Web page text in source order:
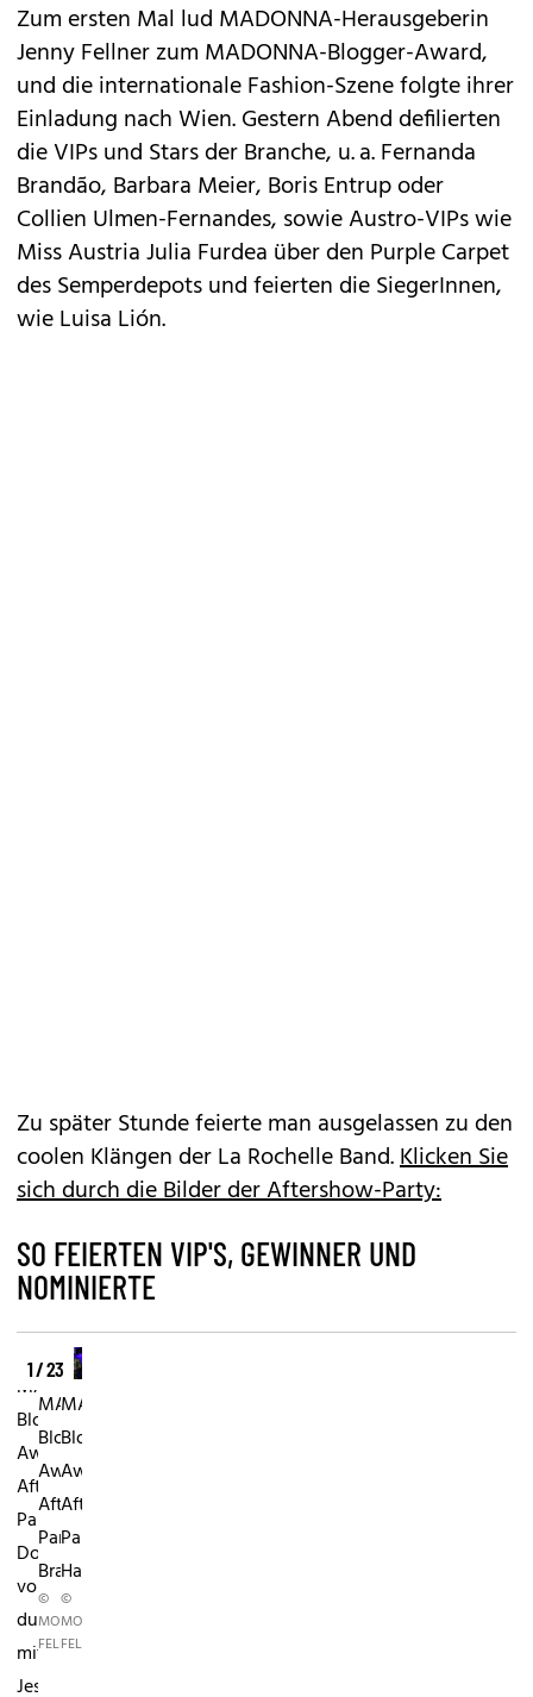
Zum ersten Mal lud MADONNA-Herausgeberin
Jenny Fellner zum MADONNA-Blogger-Award,
und die internationale Fashion-Szene folgte ihrer
Einladung nach Wien. Gestern Abend defilierten
die VIPs und Stars der Branche, u. a. Fernanda
Brandão, Barbara Meier, Boris Entrup oder
Collien Ulmen-Fernandes, sowie Austro-VIPs wie
Miss Austria Julia Furdea über den Purple Carpet
des Semperdepots und feierten die SiegerInnen,
wie Luisa Lión.
Zu später Stunde feierte man ausgelassen zu den
coolen Klängen der La Rochelle Band.Klicken Sie
sich durch die Bilder der Aftershow-Party:
SO FEIERTEN VIP'S, GEWINNER UND
NOMINIERTE
1 / 23
MADONNA
Blogger-
Award
Aftershow-
PartyAida
Domenech
von
dulceida.com
mit
Jessica
MADONNA
Blogger-
Award
Aftershow-
PartyFernanda
Brandao
©
MONI
FELLNER
MADONNA
Blogger-
Award
Aftershow-
PartyRichard
Haderer
©
MONI
FELLNER